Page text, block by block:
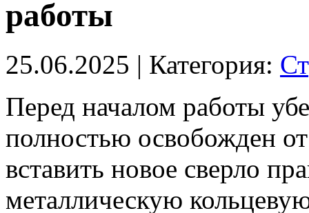
работы
25.06.2025 | Категория:
Перед началом работы
полностью освобожден
вставить новое сверло
металлическую